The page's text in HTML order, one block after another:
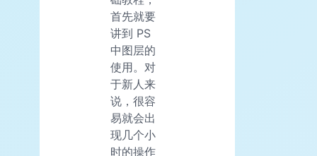
首先就要
讲到 PS
中图层的
使用。对
于新人来
说，很容
易就会出
现几个小
时的操作